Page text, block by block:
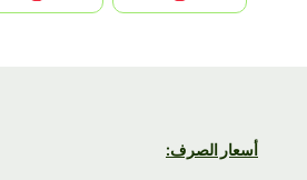
أسعار الصرف: